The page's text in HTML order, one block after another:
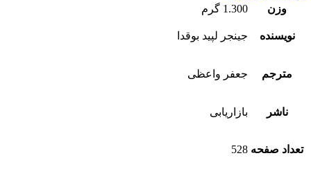
وزن
1.300 گرم
نویسنده جینجر لپید بوقدا
مترجم جعفر واعظی
ناشر بازاریابی
تعداد صفحه 528